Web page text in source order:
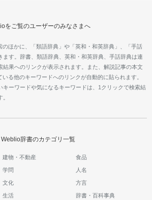
をご覧のユーザーのみなさまへ
のほかに、「類語辞典」や「英和・和英辞典」、「手話
ます。辞書、類語辞典、英和・和英辞典、手話辞典は連
結果へのリンクが表示されます。また、解説記事の本文
る他のキーワードへのリンクが自動的に貼られます。
キーワードや気になるキーワードは、1クリックで検索結
Weblio辞書のカテゴリ一覧
建物・不動産 食品
学問 人名
文化 方言
生活 辞書・百科事典